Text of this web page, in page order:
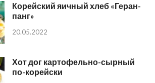
Корейский яичный хлеб «Геран-
панг»
20.05.2022
Хот дог картофельно-сырный
по-корейски